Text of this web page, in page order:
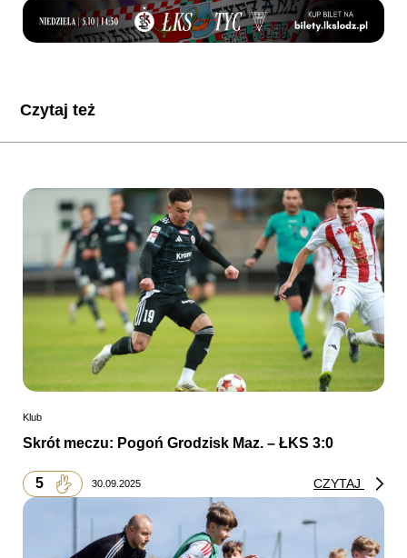
Czytaj też
Klub
Skrót meczu: Pogoń Grodzisk Maz. – ŁKS 3:0
5 30.09.2025 CZYTAJ